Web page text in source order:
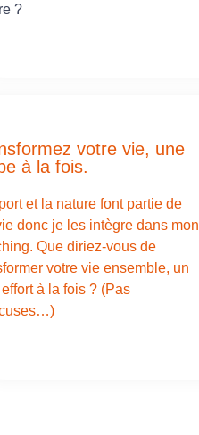
?
votre vie, une
à la fois.
et la nature font partie de
donc je les intègre dans mon
Que diriez-vous de
votre vie ensemble, un
à la fois ? (Pas